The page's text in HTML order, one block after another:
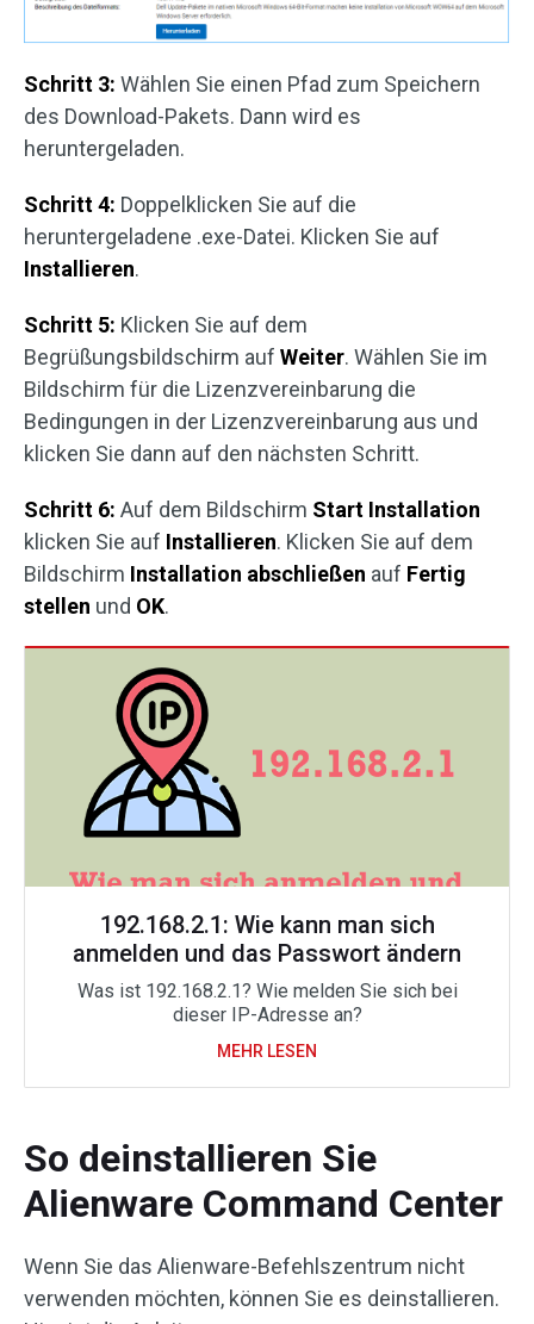
Schritt 3: Wählen Sie einen Pfad zum Speichern
des Download-Pakets. Dann wird es
heruntergeladen.
Schritt 4: Doppelklicken Sie auf die
heruntergeladene .exe-Datei. Klicken Sie auf
Installieren.
Schritt 5: Klicken Sie auf dem
Begrüßungsbildschirm auf Weiter. Wählen Sie im
Bildschirm für die Lizenzvereinbarung die
Bedingungen in der Lizenzvereinbarung aus und
klicken Sie dann auf den nächsten Schritt.
Schritt 6: Auf dem Bildschirm Start Installation
klicken Sie auf Installieren. Klicken Sie auf dem
Bildschirm Installation abschließen auf Fertig
stellen und OK.
192.168.2.1: Wie kann man sich
anmelden und das Passwort ändern
Was ist 192.168.2.1? Wie melden Sie sich bei
dieser IP-Adresse an?
MEHR LESEN
So deinstallieren Sie
Alienware Command Center
Wenn Sie das Alienware-Befehlszentrum nicht
verwenden möchten, können Sie es deinstallieren.